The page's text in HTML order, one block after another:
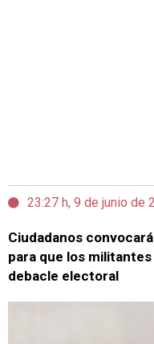
23:27 h, 9 de junio de
Ciudadanos
para que los
debacle electoral